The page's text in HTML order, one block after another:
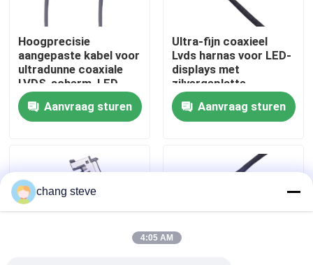
Kwaliteitscontrole
Contacteer ons
nieuws
Draadboom
op maat gemaakte kabelsamenstelling
Hoogprecisie
aangepaste kabel voor
ultradunne coaxiale
LVDS-scherm, LED-
scherm verzilverde
draadoplossingen
Aanvraag sturen
Ultra-fijn coaxieel
Lvds harnas voor LED-
displays met
zilvergeplatte
vergrendeling,
betrouwbare
producenten van
Aanvraag sturen
chang steve
4:05 AM